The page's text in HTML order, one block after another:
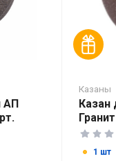
АП
Казаны
Казан
1 шт